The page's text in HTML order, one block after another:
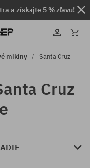
a získajte 5 % zľavu!
mikiny Santa Cruz
Cruz